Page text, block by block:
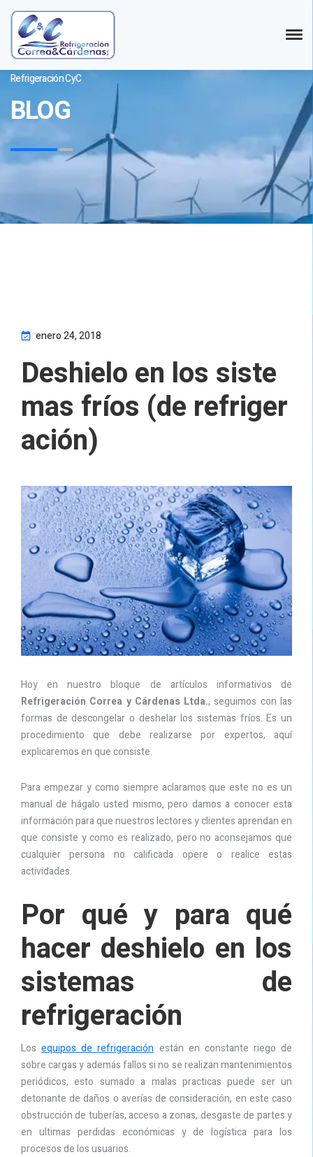
Refrigeración CyC
BLOG
enero 24, 2018
Deshielo en los siste
mas fríos (de refriger
ación)
Hoy en nuestro bloque de artículos informativos de
Refrigeración Correa y Cárdenas Ltda., seguimos con las
formas de descongelar o deshelar los sistemas fríos. Es un
procedimiento que debe realizarse por expertos, aquí
explicaremos en que consiste.
Para empezar y como siempre aclaramos que este no es un
manual de hágalo usted mismo, pero damos a conocer esta
información para que nuestros lectores y clientes aprendan en
que consiste y como es realizado, pero no aconsejamos que
cualquier persona no calificada opere o realice estas
actividades.
Por qué y para qué
hacer deshielo en los
sistemas de
refrigeración
Losequipos de refrigeración están en constante riego de
sobre cargas y además fallos si no se realizan mantenimientos
periódicos, esto sumado a malas practicas puede ser un
detonante de daños o averías de consideración, en este caso
obstrucción de tuberías, acceso a zonas, desgaste de partes y
en ultimas perdidas económicas y de logística para los
procesos de los usuarios.